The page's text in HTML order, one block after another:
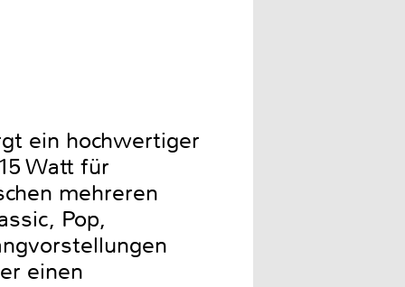
ein hochwertiger
Watt für
mehreren
Pop,
einen